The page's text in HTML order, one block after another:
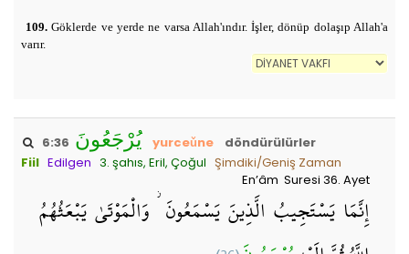
109.Göklerde ve yerde ne varsa Allah'ındır. İşler, dönüp dolaşıp Allah'a
varır.
6:36 يُرْجَعُونَ yurceǔne
döndürülürler
Fiil Edilgen 3. şahıs, Eril, Çoğul Şimdiki/Geniş Zaman
En’âm Suresi 36. Ayet
إِنَّمَا يَسْتَجِيبُ الَّذِينَ يَسْمَعُونَ ۘ وَالْمَوْتَىٰ يَبْعَثُهُمُ